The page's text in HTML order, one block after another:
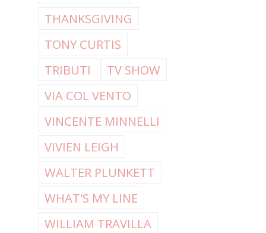
THANKSGIVING
TONY CURTIS
TRIBUTI
TV SHOW
VIA COL VENTO
VINCENTE MINNELLI
VIVIEN LEIGH
WALTER PLUNKETT
WHAT'S MY LINE
WILLIAM TRAVILLA